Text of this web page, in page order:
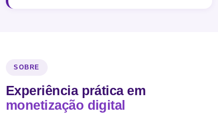
SOBRE
Experiência prática em
monetização digital